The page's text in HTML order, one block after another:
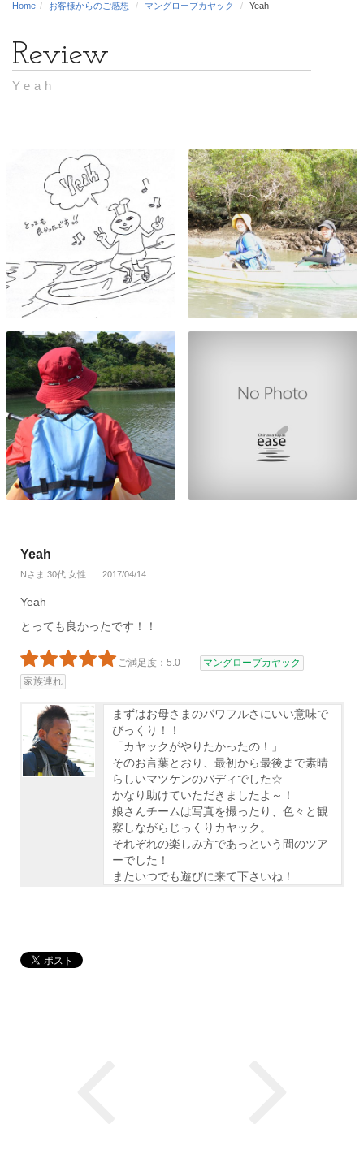
Home お客様からのご感想 マングローブカヤック Yeah
Yeah
Yeah
Nさま 30代 女性 2017/04/14
Yeah
とっても良かったです！！
ご満足度：5.0
マングローブカヤック
家族連れ
まずはお母さまのパワフルさにいい意味で
びっくり！！
「カヤックがやりたかったの！」
そのお言葉とおり、最初から最後まで素晴
らしいマツケンのバディでした☆
かなり助けていただきましたよ～！
娘さんチームは写真を撮ったり、色々と観
察しながらじっくりカヤック。
それぞれの楽しみ方であっという間のツア
ーでした！
またいつでも遊びに来て下さいね！